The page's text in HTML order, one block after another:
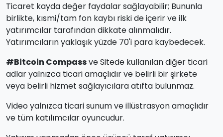
Ticaret kayda değer faydalar sağlayabilir; Bununla
birlikte, kısmi/tam fon kaybı riski de içerir ve ilk
yatırımcılar tarafından dikkate alınmalıdır.
Yatırımcıların yaklaşık yüzde 70'i para kaybedecek.
#Bitcoin Compassve Sitede kullanılan diğer ticari
adlar yalnızca ticari amaçlıdır ve belirli bir şirkete
veya belirli hizmet sağlayıcılara atıfta bulunmaz.
Video yalnızca ticari sunum ve illüstrasyon amaçlıdır
ve tüm katılımcılar oyuncudur.